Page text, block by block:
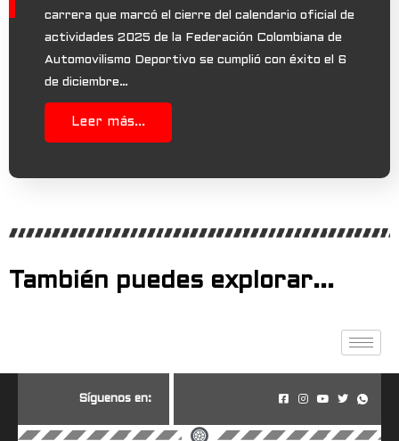
carrera que marcó el cierre del calendario oficial de
actividades 2025 de la Federación Colombiana de
Automovilismo Deportivo se cumplió con éxito el 6
de diciembre…
Leer más...
También puedes explorar...
Síguenos en: